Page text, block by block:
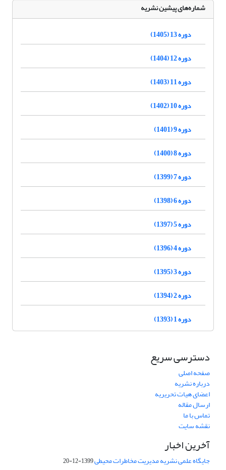
شماره‌های پیشین نشریه
دوره 13 (1405)
دوره 12 (1404)
دوره 11 (1403)
دوره 10 (1402)
دوره 9 (1401)
دوره 8 (1400)
دوره 7 (1399)
دوره 6 (1398)
دوره 5 (1397)
دوره 4 (1396)
دوره 3 (1395)
دوره 2 (1394)
دوره 1 (1393)
دسترسی سریع
صفحه اصلی
درباره نشریه
اعضای هیات تحریریه
ارسال مقاله
تماس با ما
نقشه سایت
آخرین اخبار
جایگاه علمی نشریه مدیریت مخاطرات محیطی1399-12-20